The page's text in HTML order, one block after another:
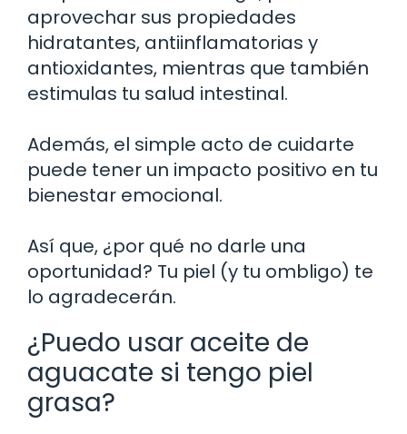
aprovechar sus propiedades
hidratantes, antiinflamatorias y
antioxidantes, mientras que también
estimulas tu salud intestinal.
Además, el simple acto de cuidarte
puede tener un impacto positivo en tu
bienestar emocional.
Así que, ¿por qué no darle una
oportunidad? Tu piel (y tu ombligo) te
lo agradecerán.
¿Puedo usar aceite de
aguacate si tengo piel
grasa?